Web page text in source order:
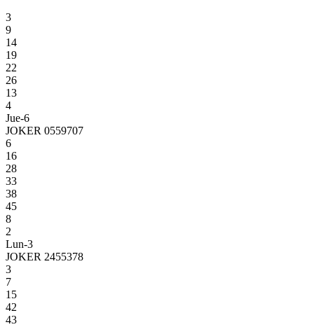
3
9
14
19
22
26
13
4
Jue-6
JOKER 0559707
6
16
28
33
38
45
8
2
Lun-3
JOKER 2455378
3
7
15
42
43